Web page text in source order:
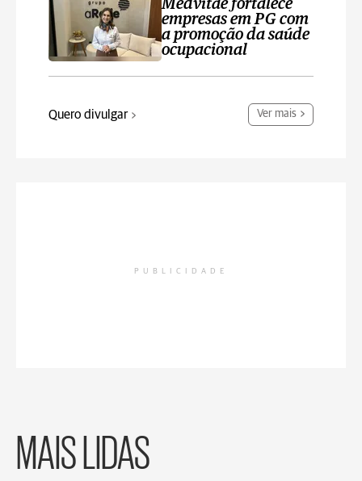
Medvitae fortalece
empresas em PG com
a promoção da saúde
ocupacional
Quero divulgar Ver mais
PUBLICIDADE
MAIS LIDAS